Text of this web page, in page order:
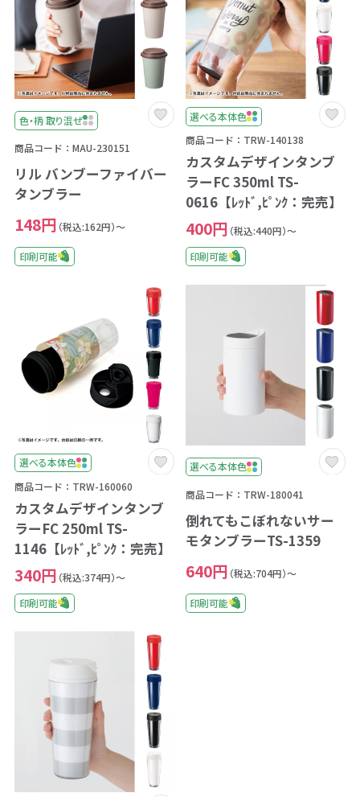
色・柄 取り混ぜ
商品コード：MAU-230151
リル バンブーファイバー
タンブラー
148円 （税込:162円）～
印刷可能
選べる本体色
商品コード：TRW-140138
カスタムデザインタンブ
ラーFC 350ml TS-
0616【ﾚｯﾄﾞ,ﾋﾟﾝｸ：完売】
400円 （税込:440円）～
印刷可能
選べる本体色
商品コード：TRW-160060
カスタムデザインタンブ
ラーFC 250ml TS-
1146【ﾚｯﾄﾞ,ﾋﾟﾝｸ：完売】
340円 （税込:374円）～
印刷可能
選べる本体色
商品コード：TRW-180041
倒れてもこぼれないサー
モタンブラーTS-1359
640円 （税込:704円）～
印刷可能